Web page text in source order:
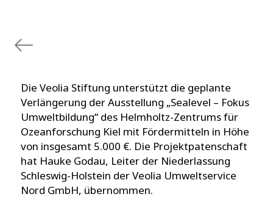
Die Veolia Stiftung unterstützt die geplante
Verlängerung der Ausstellung „Sealevel – Fokus
Umweltbildung“ des Helmholtz-Zentrums für
Ozeanforschung Kiel mit Fördermitteln in Höhe
von insgesamt 5.000 €. Die Projektpatenschaft
hat Hauke Godau, Leiter der Niederlassung
Schleswig-Holstein der Veolia Umweltservice
Nord GmbH, übernommen.